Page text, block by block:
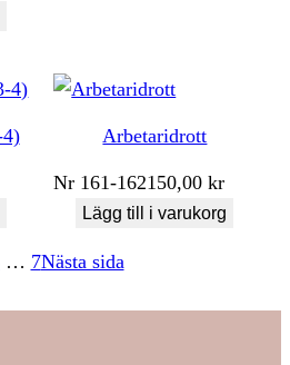
Arbetaridrott
Nr 161-162150,00kr
Lägg till i varukorg
… 7Nästa sida